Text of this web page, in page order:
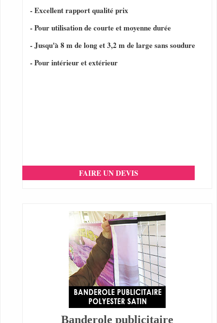
- Excellent rapport qualité prix
- Pour utilisation de courte et moyenne durée
- Jusqu'à 8 m de long et 3,2 m de large sans soudure
- Pour intérieur et extérieur
FAIRE UN DEVIS
Banderole publicitaire